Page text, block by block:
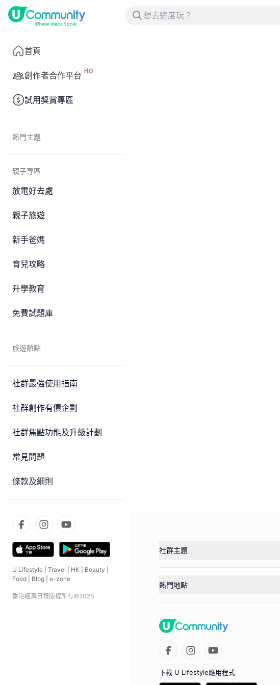
首頁
創作者合作平台
試用獎賞專區
熱門主題
親子專區
放電好去處
親子旅遊
新手爸媽
育兒攻略
升學教育
免費試題庫
旅遊熱點
社群最強使用指南
社群創作有價企劃
社群焦點功能及升級計劃
常見問題
條款及細則
U Lifestyle Travel HK Beauty
Food
Blog e-zone
香港經濟日報版權所有©2026
社群主題
熱門地點
下載 U Lifestyle應用程式